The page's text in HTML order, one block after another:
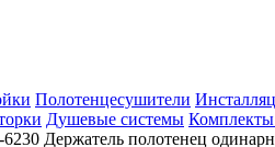
Полотенцесушители
Душевые системы
Держатель полотенец